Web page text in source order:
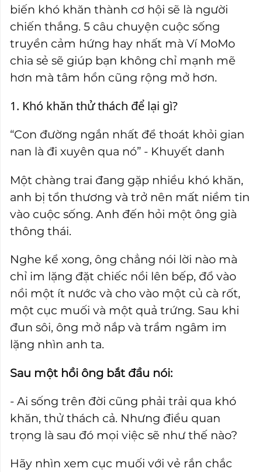
biến khó khăn thành cơ hội sẽ là người
chiến thắng. 5 câu chuyện cuộc sống
truyền cảm hứng hay nhất mà Ví MoMo
chia sẻ sẽ giúp bạn không chỉ mạnh mẽ
hơn mà tâm hồn cũng rộng mở hơn.
1. Khó khăn thử thách để lại gì?
“Con đường ngắn nhất để thoát khỏi gian
nan là đi xuyên qua nó” - Khuyết danh
Một chàng trai đang gặp nhiều khó khăn,
anh bị tổn thương và trở nên mất niềm tin
vào cuộc sống. Anh đến hỏi một ông già
thông thái.
Nghe kể xong, ông chẳng nói lời nào mà
chỉ im lặng đặt chiếc nồi lên bếp, đổ vào
nồi một ít nước và cho vào một củ cà rốt,
một cục muối và một quả trứng. Sau khi
đun sôi, ông mở nắp và trầm ngâm im
lặng nhìn anh ta.
Sau một hồi ông bắt đầu nói:
- Ai sống trên đời cũng phải trải qua khó
khăn, thử thách cả. Nhưng điều quan
trọng là sau đó mọi việc sẽ như thế nào?
Hãy nhìn xem cục muối với vẻ rắn chắc